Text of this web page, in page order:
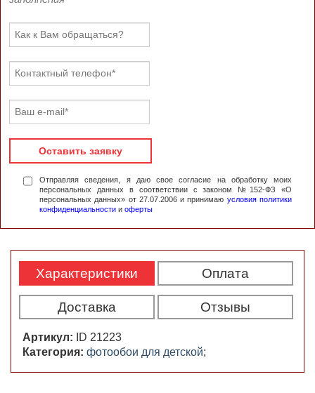
Оставить заявку
Отправляя сведения, я даю свое согласие на обработку моих
персональных данных в соответствии с законом №152-ФЗ «О
персональных данных» от 27.07.2006 и принимаю условия политики
конфиденциальности и оферты
Характеристики Оплата
Доставка Отзывы
Артикул:
ID 21223
Категория: фотообои для детской;